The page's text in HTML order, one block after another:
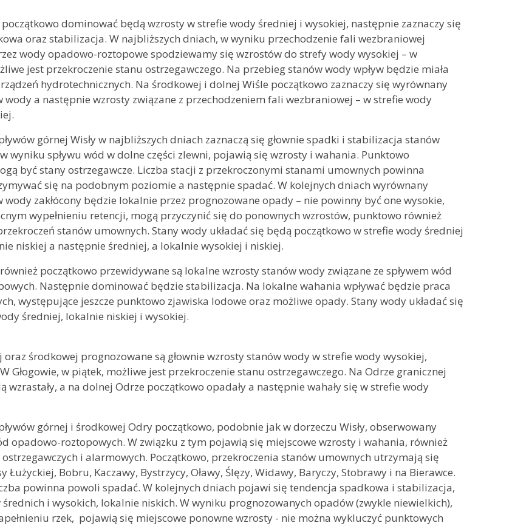
dominować będą wzrosty w strefie wody średniej i wysokiej, następnie zaznaczy się
oraz stabilizacja. W najbliższych dniach, w wyniku przechodzenie fali wezbraniowej
wody opadowo-roztopowe spodziewamy się wzrostów do strefy wody wysokiej – w
jest przekroczenie stanu ostrzegawczego. Na przebieg stanów wody wpływ będzie miała
hydrotechnicznych. Na środkowej i dolnej Wiśle początkowo zaznaczy się wyrównany
wody a następnie wzrosty związane z przechodzeniem fali wezbraniowej – w strefie wody
górnej Wisły w najbliższych dniach zaznaczą się głownie spadki i stabilizacja stanów
wyniku spływu wód w dolne części zlewni, pojawią się wzrosty i wahania. Punktowo
być stany ostrzegawcze. Liczba stacji z przekroczonymi stanami umownych powinna
się na podobnym poziomie a następnie spadać. W kolejnych dniach wyrównany
wody zakłócony będzie lokalnie przez prognozowane opady – nie powinny być one wysokie,
wypełnieniu retencji, mogą przyczynić się do ponownych wzrostów, punktowo również
stanów umownych. Stany wody układać się będą początkowo w strefie wody średniej
niskiej a następnie średniej, a lokalnie wysokiej i niskiej.
początkowo przewidywane są lokalne wzrosty stanów wody związane ze spływem wód
Następnie dominować będzie stabilizacja. Na lokalne wahania wpływać będzie praca
występujące jeszcze punktowo zjawiska lodowe oraz możliwe opady. Stany wody układać się
średniej, lokalnie niskiej i wysokiej.
oraz środkowej prognozowane są głownie wzrosty stanów wody w strefie wody wysokiej,
Głogowie, w piątek, możliwe jest przekroczenie stanu ostrzegawczego. Na Odrze granicznej
wzrastały, a na dolnej Odrze początkowo opadały a następnie wahały się w strefie wody
górnej i środkowej Odry początkowo, podobnie jak w dorzeczu Wisły, obserwowany
opadowo-roztopowych. W związku z tym pojawią się miejscowe wzrosty i wahania, również
i alarmowych. Początkowo, przekroczenia stanów umownych utrzymają się
Łużyckiej, Bobru, Kaczawy, Bystrzycy, Oławy, Ślęzy, Widawy, Baryczy, Stobrawy i na Bierawce.
powinna powoli spadać. W kolejnych dniach pojawi się tendencja spadkowa i stabilizacja,
i wysokich, lokalnie niskich. W wyniku prognozowanych opadów (zwykle niewielkich),
rzek, pojawią się miejscowe ponowne wzrosty - nie można wykluczyć punktowych